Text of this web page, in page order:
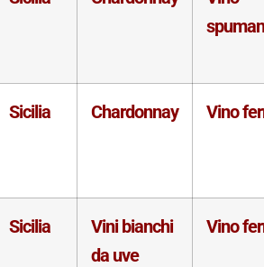
Sicilia Chardonnay Vino
Sicilia
Vini bianchi
da uve
Vino